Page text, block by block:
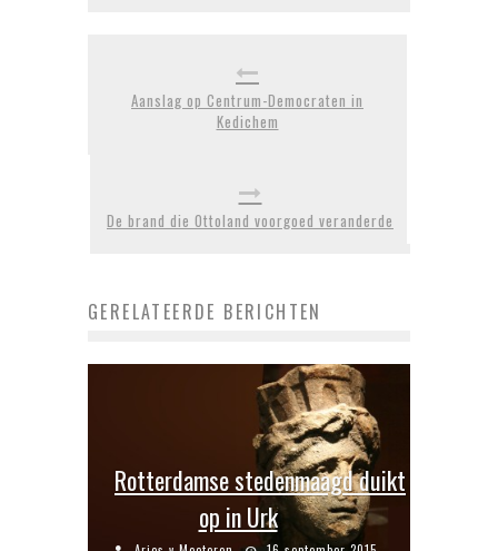
Aanslag op Centrum-Democraten in
Kedichem
De brand die Ottoland voorgoed veranderde
GERELATEERDE BERICHTEN
Rotterdamse stedenmaagd duikt
op in Urk